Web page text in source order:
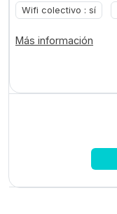
Wifi colectivo : sí
Más información